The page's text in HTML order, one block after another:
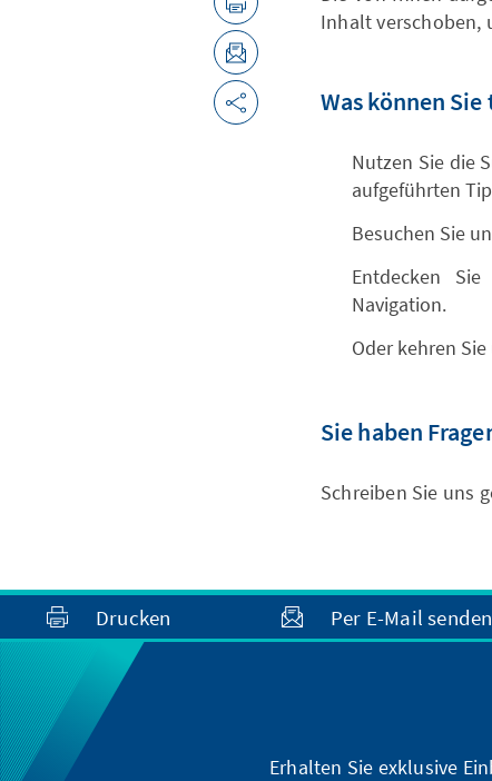
Inhalt verschoben,
Was können Sie
Nutzen Sie die
aufgeführten
Besuchen Sie
Entdecken
Navigation.
Oder kehren
Sie haben
Schreiben Sie uns
Drucken Per E-Mail senden
Erhalten Sie exklusive